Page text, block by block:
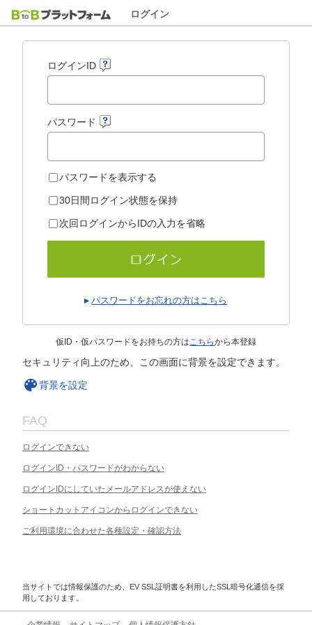
ログイン
ログインID
パスワード
パスワードを表示する
30日間ログイン状態を保持
次回ログインからIDの入力を省略
パスワードをお忘れの方はこちら
仮ID・仮パスワードをお持ちの方はこちらから本登録
セキュリティ向上のため、この画面に背景を設定できます。
背景を設定
FAQ
ログインできない
ログインID・パスワードがわからない
ログインIDにしていたメールアドレスが使えない
ショートカットアイコンからログインできない
ご利用環境に合わせた各種設定・確認方法
当サイトでは情報保護のため、EV SSL証明書を利用したSSL暗号化通信を採
用しております。